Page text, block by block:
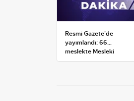
Resmi Gazete'de
yayımlandı: 66
meslekte Mesleki
Yeterlilik Belgesi